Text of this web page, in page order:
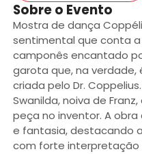
Sobre o Evento
Mostra de dança
sentimental que conta a
camponês encantado
garota que, na
criada pelo Dr.
Swanilda, noiva de
peça no inventor. A
e fantasia, destacando
com forte interpretação